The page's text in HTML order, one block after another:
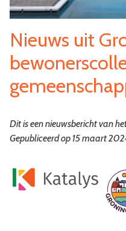
Nieuws uit
Dit is een nieuwsbericht van
Gepubliceerd op 15 maart